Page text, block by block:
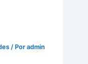
/ Por admin